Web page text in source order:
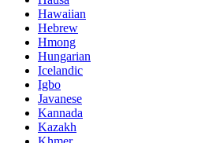
Hawaiian
Hebrew
Hmong
Hungarian
Icelandic
Igbo
Javanese
Kannada
Kazakh